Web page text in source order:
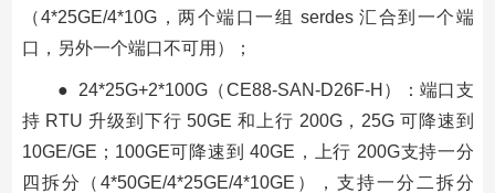
（4*25GE/4*10G，两个端口一组 serdes 汇合到一个端
口，另外一个端口不可用）；
● 24*25G+2*100G（CE88-SAN-D26F-H）：端口支
持 RTU 升级到下行 50GE 和上行 200G，25G 可降速到
10GE/GE；100GE可降速到 40GE，上行 200G支持一分
四拆分（4*50GE/4*25GE/4*10GE），支持一分二拆分